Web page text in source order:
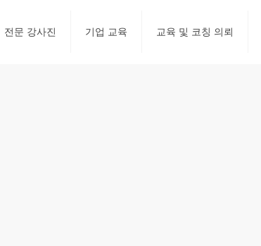
전문 강사진 기업 교육 교육 및 코칭 의뢰